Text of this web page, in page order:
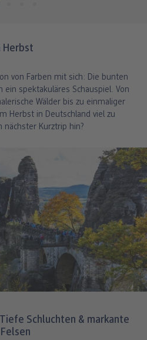
Herbst
von Farben mit sich: Die bunten
ein spektakuläres Schauspiel. Von
Wälder bis zu einmaliger
Herbst in Deutschland viel zu
nächster Kurztrip hin?
Schluchten & markante
Felsen